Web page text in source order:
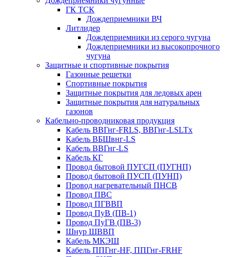
ГК ТСК
Дождеприемники ВЧ
Литлидер
Дождеприемники из серого чугуна
Дождеприемники из высокопрочного
чугуна
Защитные и спортивные покрытия
Газонные решетки
Спортивные покрытия
Защитные покрытия для ледовых арен
Защитные покрытия для натуральных
газонов
Кабельно-проводниковая продукция
Кабель ВВГнг-FRLS, ВВГнг-LSLTx
Кабель ВБШвнг-LS
Кабель ВВГнг-LS
Кабель КГ
Провод бытовой ПУГСП (ПУГНП)
Провод бытовой ПУСП (ПУНП)
Провод нагревательный ПНСВ
Провод ПВС
Провод ПГВВП
Провод ПуВ (ПВ-1)
Провод ПуГВ (ПВ-3)
Шнур ШВВП
Кабель МКЭШ
Кабель ППГнг-HF, ППГнг-FRHF